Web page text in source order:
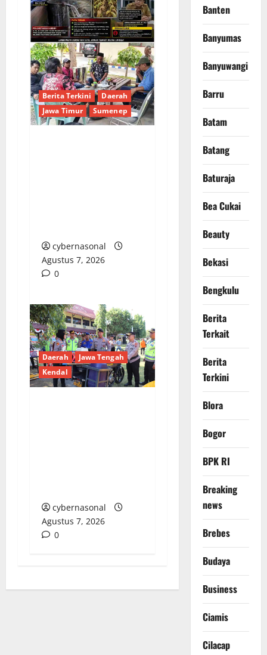
Berita Terkini
Daerah
Jawa Timur
Sumenep
cybernasonal
Agustus 7, 2026
0
Daerah
Jawa Tengah
Kendal
cybernasonal
Agustus 7, 2026
0
Banten
Banyumas
Banyuwangi
Barru
Batam
Batang
Baturaja
Bea Cukai
Beauty
Bekasi
Bengkulu
Berita
Terkait
Berita
Terkini
Blora
Bogor
BPK RI
Breaking
news
Brebes
Budaya
Business
Ciamis
Cilacap